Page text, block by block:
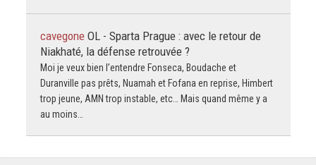
cavegone OL - Sparta Prague : avec le retour de
Niakhaté, la défense retrouvée ?
Moi je veux bien l’entendre Fonseca, Boudache et
Duranville pas prêts, Nuamah et Fofana en reprise, Himbert
trop jeune, AMN trop instable, etc… Mais quand même y a
au moins…